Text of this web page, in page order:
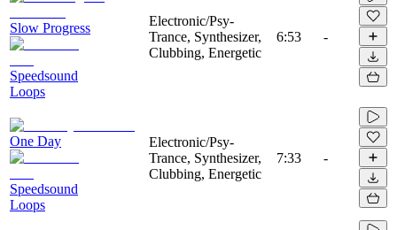
Slow Progress
Speedsound
Loops
Electronic/Psy-
Trance, Synthesizer,
Clubbing, Energetic
6:53 -
One Day
Speedsound
Loops
Electronic/Psy-
Trance, Synthesizer,
Clubbing, Energetic
7:33 -